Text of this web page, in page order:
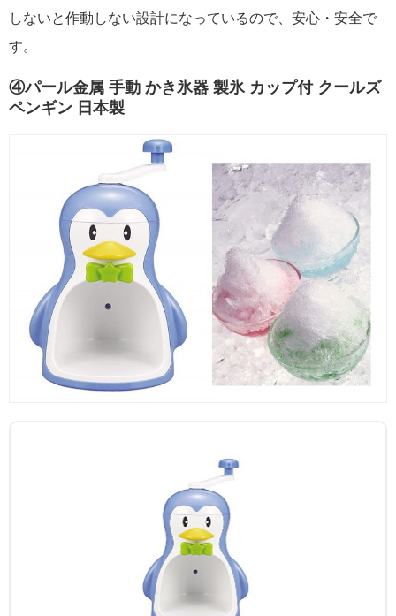
しないと作動しない設計になっているので、安心・安全で
す。
④パール金属 手動 かき氷器 製氷 カップ付 クールズ
ペンギン 日本製